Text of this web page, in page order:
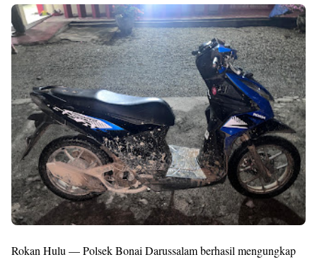
Premium
By
Raushan
Design
With
Shroff
Templates
Rokan Hulu — Polsek Bonai Darussalam berhasil mengungkap